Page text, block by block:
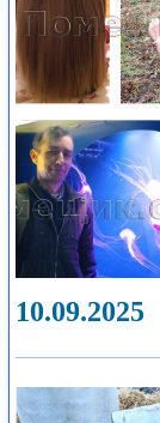
10.09.2025